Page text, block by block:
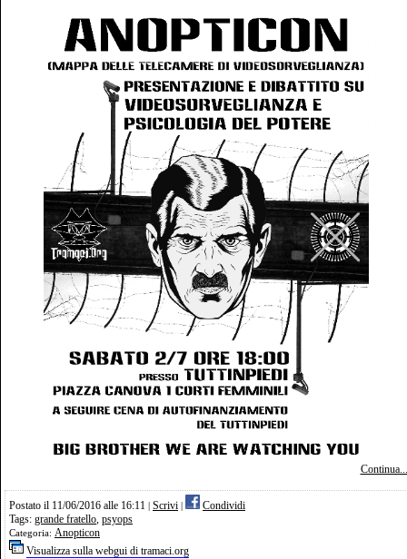
Continua...
Postato il 11/06/2016 alle 16:11 Scrivi
Condividi
Tags: grande fratello, psyops
Categoria: Anopticon
Visualizza sulla webgui di tramaci.org